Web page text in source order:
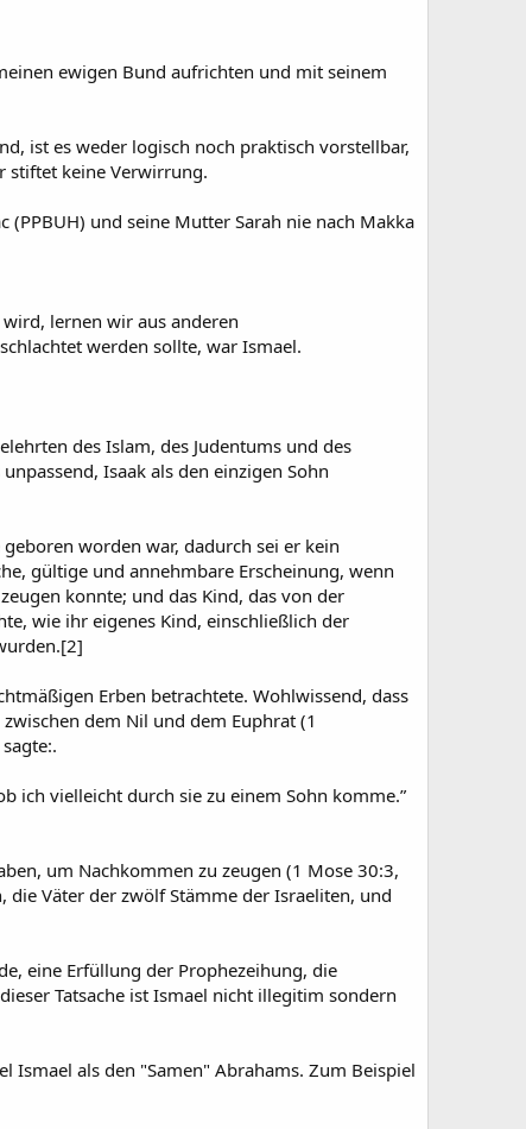
ewigen Bund aufrichten und mit seinem
ist es weder logisch noch praktisch vorstellbar,
stiftet keine Verwirrung.
(PPBUH) und seine Mutter Sarah nie nach Makka
lernen wir aus anderen
werden sollte, war Ismael.
des Islam, des Judentums und des
Isaak als den einzigen Sohn
worden war, dadurch sei er kein
gültige und annehmbare Erscheinung, wenn
konnte; und das Kind, das von der
wie ihr eigenes Kind, einschließlich der
Erben betrachtete. Wohlwissend, dass
dem Nil und dem Euphrat (1
ich vielleicht durch sie zu einem Sohn komme.”
um Nachkommen zu zeugen (1 Mose 30:3,
die Väter der zwölf Stämme der Israeliten, und
eine Erfüllung der Prophezeihung, die
Tatsache ist Ismael nicht illegitim sondern
Ismael als den "Samen" Abrahams. Zum Beispiel